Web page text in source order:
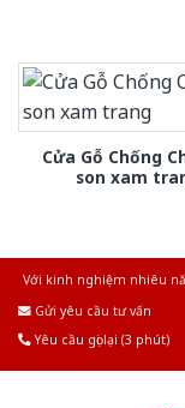
Cửa Gỗ Chống
son xam
Với kinh nghiệm nhiêu
Gửi yêu cầu tư vấn
Yêu cầu gọi lại (3 phút)